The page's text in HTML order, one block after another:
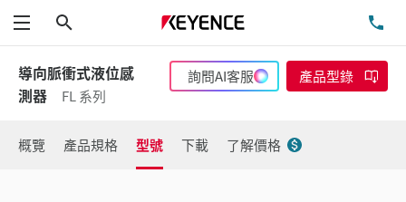
功能表
導向脈衝式液位感
測器
FL 系列
詢問AI客服 產品型錄
概覽 產品規格 型號 下載 了解價格